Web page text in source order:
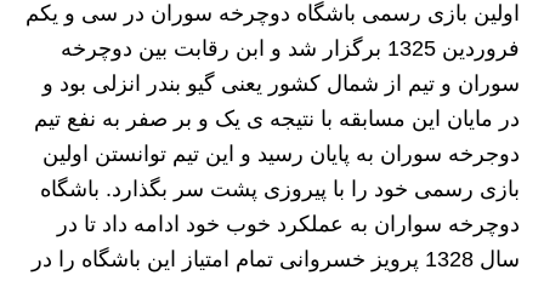
اولین بازی رسمی باشگاه دوچرخه سوران در سی و یکم
فروردین 1325 برگزار شد و ابن رقابت بین دوچرخه
سوران و تیم از شمال کشور یعنی گیو بندر انزلی بود و
در مایان این مسابقه با نتیجه ی یک و بر صفر به نفع تیم
دوجرخه سوران به پایان رسید و این تیم توانستن اولین
بازی رسمی خود را با پیروزی پشت سر بگذارد. باشگاه
دوچرخه سواران به عملکرد خوب خود ادامه داد تا در
سال 1328 پرویز خسروانی تمام امتیاز این باشگاه را در